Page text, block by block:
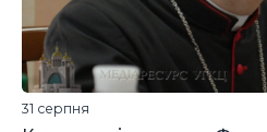
31 серпня